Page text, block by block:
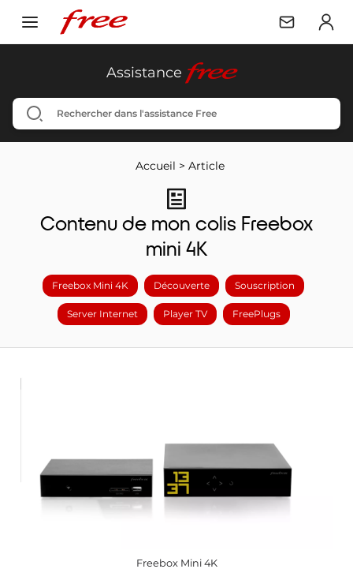
Assistance free
Accueil > Article
Contenu de mon colis Freebox
mini 4K
Freebox Mini 4K Découverte Souscription
Server Internet Player TV FreePlugs
Freebox Mini 4K